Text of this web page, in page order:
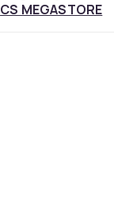
CS MEGASTORE